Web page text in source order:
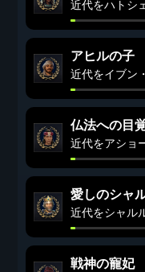
近代をハトシ
アヒルの子
近代をイブン
仏法への目
近代をアショ
愛しのシャ
近代をシャル
戦神の寵妃